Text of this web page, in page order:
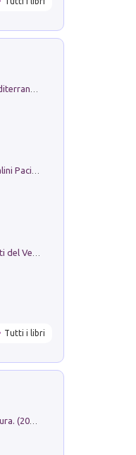
Il Filo Della Pace. Storia di Ezio Bartalini Pacifista
Tutti i libri